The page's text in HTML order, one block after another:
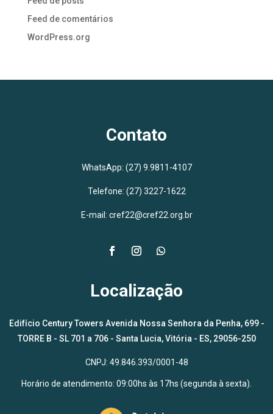
Feed de comentários
WordPress.org
Contato
WhatsApp: (27) 9.9811-4107
Telefone: (27) 3227-1622
E-mail: cref22@cref22.org.br
Localização
Edifício Century Towers Avenida Nossa Senhora da Penha, 699 -
TORRE B - SL 701 a 706 - Santa Lucia, Vitória - ES, 29056-250
CNPJ: 49.846.393/0001-48
Horário de atendimento: 09:00hs às 17hs (segunda à sexta).